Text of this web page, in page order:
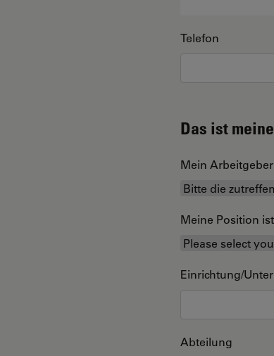
Telefon
Das ist
Mein Arbeitgeber
Meine Position
Einrichtung/
Abteilung